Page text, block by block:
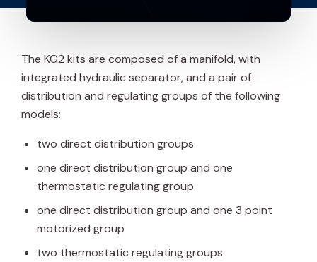
The KG2 kits are composed of a manifold, with
integrated hydraulic separator, and a pair of
distribution and regulating groups of the following
models:
two direct distribution groups
one direct distribution group and one
thermostatic regulating group
one direct distribution group and one 3 point
motorized group
two thermostatic regulating groups